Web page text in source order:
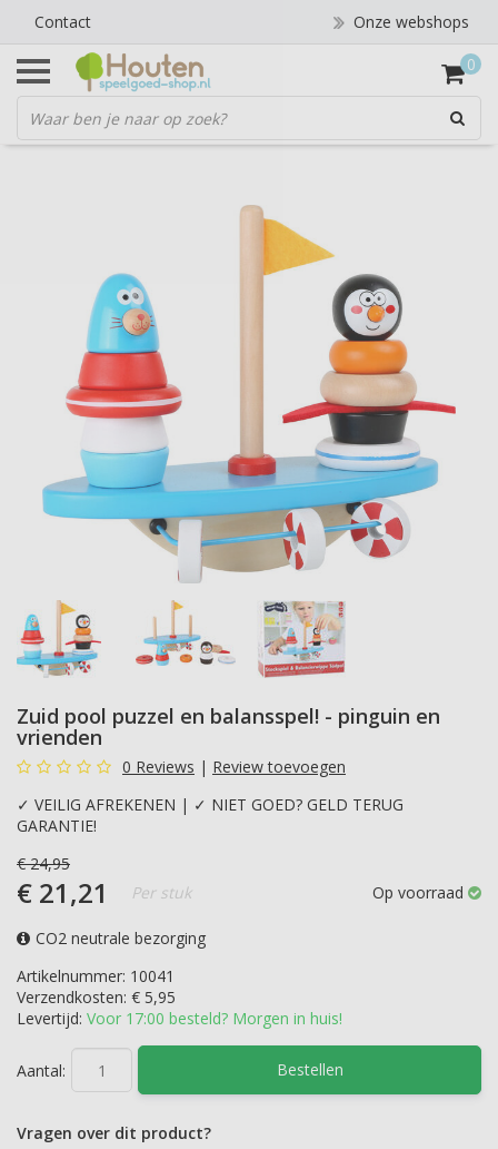
Contact
Onze webshops
0
Zuid pool puzzel en balansspel! - pinguin en
vrienden
0 Reviews | Review toevoegen
✓ VEILIG AFREKENEN | ✓ NIET GOED? GELD TERUG
GARANTIE!
€ 24,95
€ 21,21 Per stuk Op voorraad
CO2 neutrale bezorging
Artikelnummer: 10041
Verzendkosten: € 5,95
Levertijd: Voor 17:00 besteld? Morgen in huis!
Aantal: Bestellen
Vragen over dit product?